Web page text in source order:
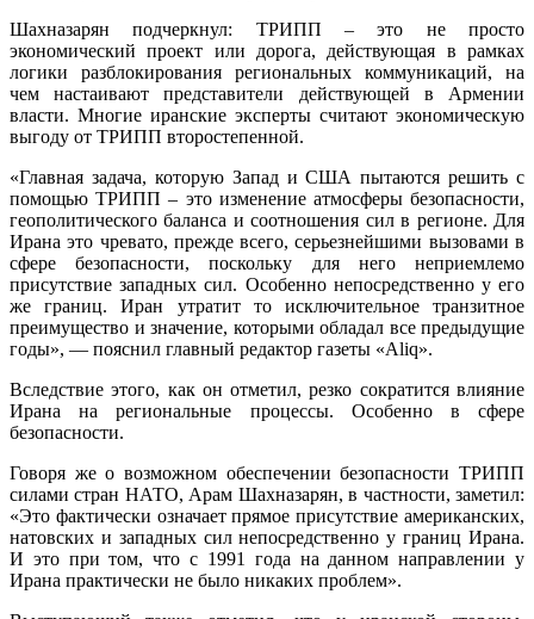
Шахназарян подчеркнул: ТРИПП – это не просто
экономический проект или дорога, действующая в рамках
логики разблокирования региональных коммуникаций, на
чем настаивают представители действующей в Армении
власти. Многие иранские эксперты считают экономическую
выгоду от ТРИПП второстепенной.
«Главная задача, которую Запад и США пытаются решить с
помощью ТРИПП – это изменение атмосферы безопасности,
геополитического баланса и соотношения сил в регионе. Для
Ирана это чревато, прежде всего, серьезнейшими вызовами в
сфере безопасности, поскольку для него неприемлемо
присутствие западных сил. Особенно непосредственно у его
же границ. Иран утратит то исключительное транзитное
преимущество и значение, которыми обладал все предыдущие
годы», — пояснил главный редактор газеты «Aliq».
Вследствие этого, как он отметил, резко сократится влияние
Ирана на региональные процессы. Особенно в сфере
безопасности.
Говоря же о возможном обеспечении безопасности ТРИПП
силами стран НАТО, Арам Шахназарян, в частности, заметил:
«Это фактически означает прямое присутствие американских,
натовских и западных сил непосредственно у границ Ирана.
И это при том, что с 1991 года на данном направлении у
Ирана практически не было никаких проблем».